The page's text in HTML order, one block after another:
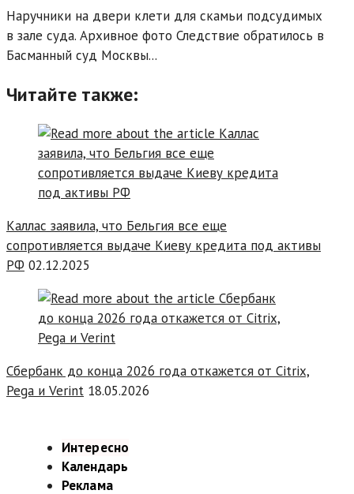
Наручники на двери клети для скамьи подсудимых
в зале суда. Архивное фото Следствие обратилось в
Басманный суд Москвы...
Читайте также:
Каллас заявила, что Бельгия все еще
сопротивляется выдаче Киеву кредита под активы
РФ 02.12.2025
Сбербанк до конца 2026 года откажется от Citrix,
Pega и Verint 18.05.2026
Интересно
Календарь
Реклама